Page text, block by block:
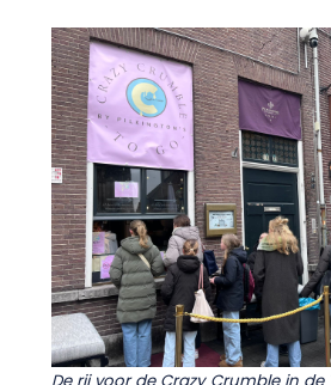
De rij voor de Crazy Crumble in